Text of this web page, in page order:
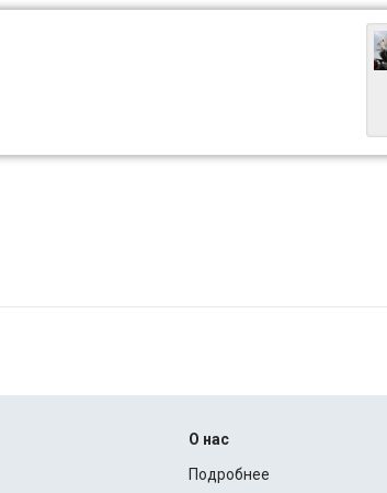
О нас
Подробнее